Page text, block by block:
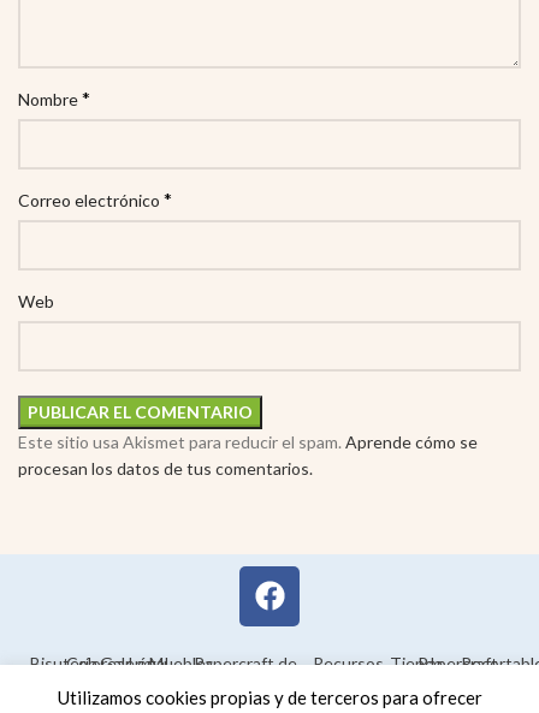
Nombre*
Correo electrónico *
Web
Este sitio usa Akismet para reducir el spam. Aprende cómo se
procesan los datos de tus comentarios.
BisuteríaColorear
Galería
LegalMueblesPapercraft de
Maquetas en
Recursos
educativos
TiendaPapercraft
Utilizamos cookies propias y de terceros para ofrecer